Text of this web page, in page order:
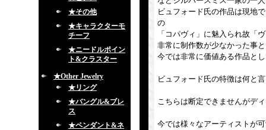
★その他
★キャラクターモ
チーフ
★ニードルポイン
ト&クラスター
★Other Jewelry
★リング
★バングル&ブレ
ス
★ペンダント&ネ
ビュフォード氏の作品は現地
の
「コパヴィ」に魅入られ故「
非常に制作数が少なかった事
今では非常に価値ある作品と
ビュフォード氏の特徴は何と
こちらは断定できませんがデ
今では様々なアーティストが